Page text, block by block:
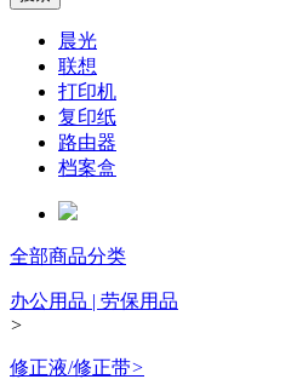
晨光
联想
打印机
复印纸
路由器
档案盒
全部商品分类
办公用品 | 劳保用品
>
修正液/修正带>